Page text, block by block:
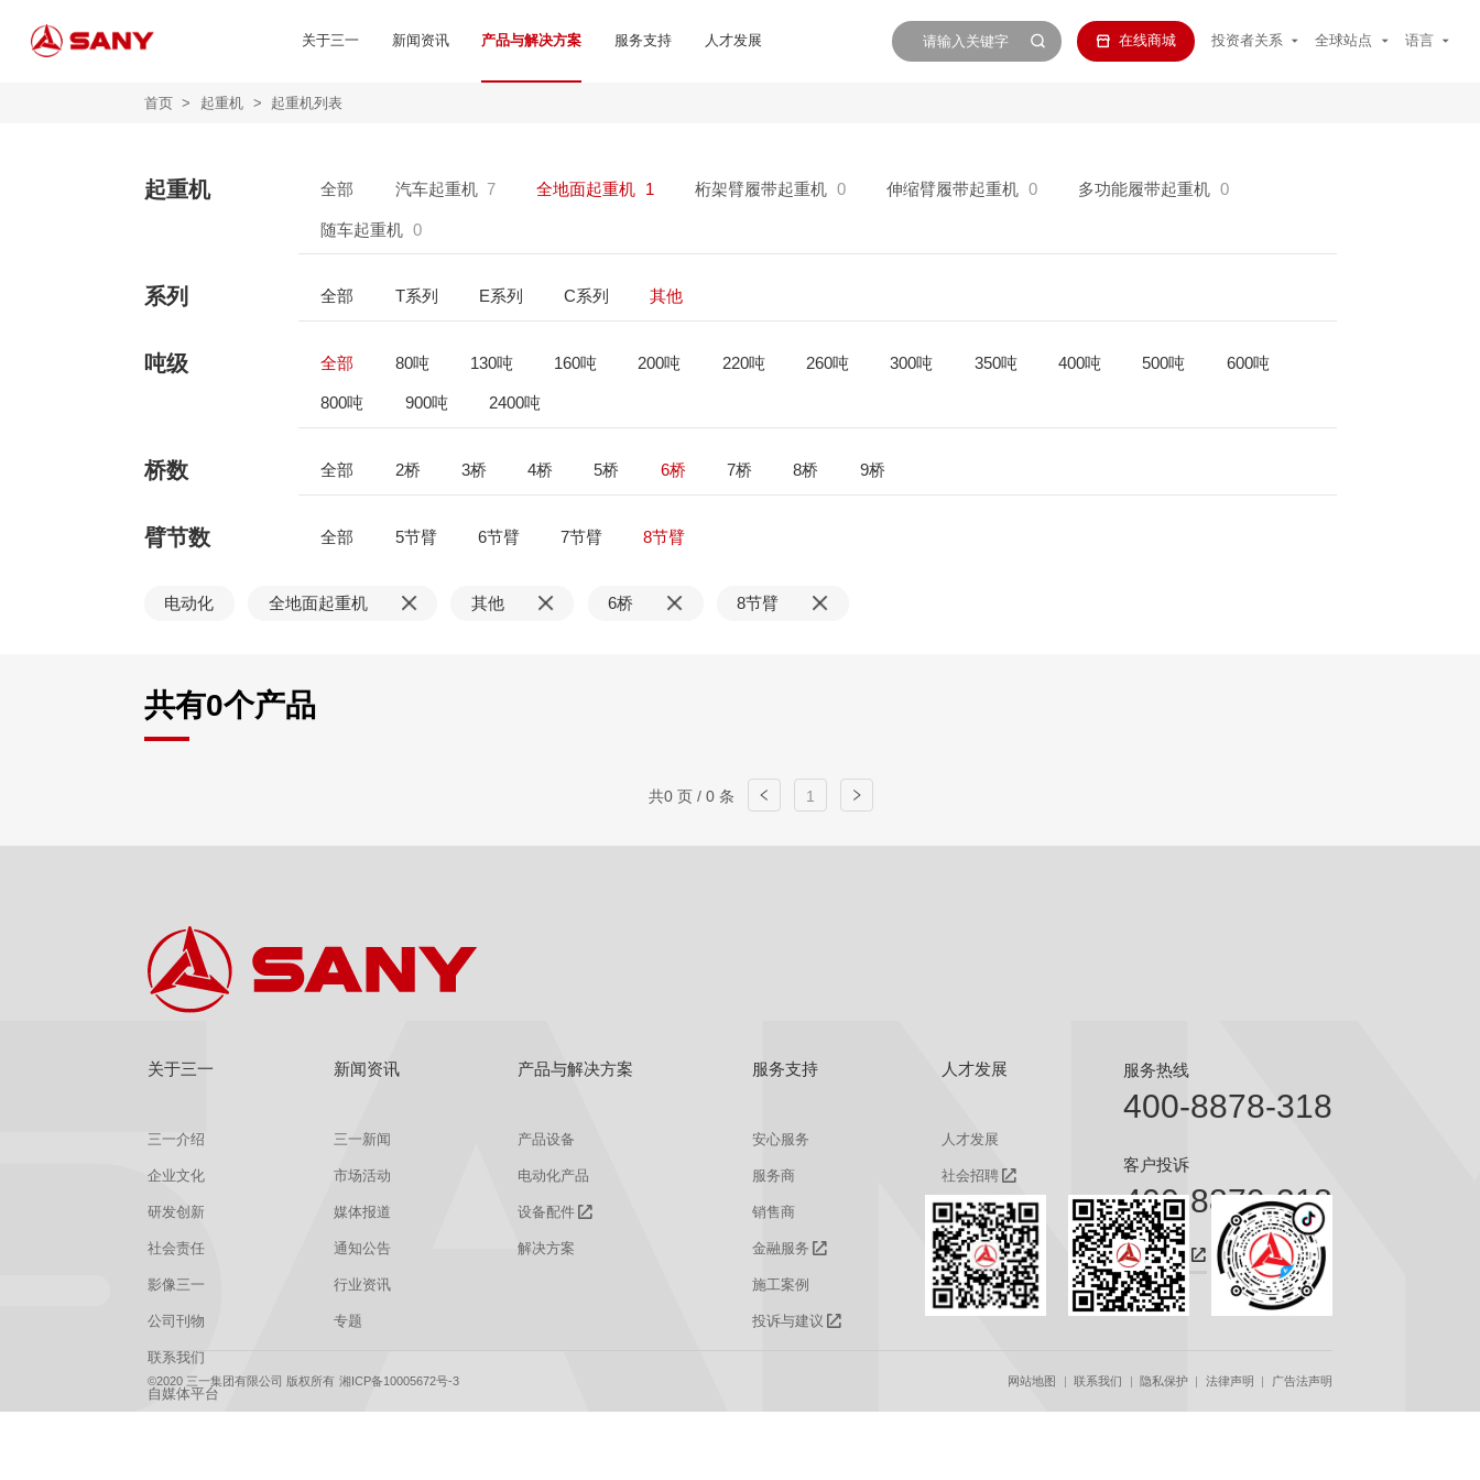
关于三一 新闻资讯 产品与解决方案 服务支持 人才发展 在线商城 投资者关系 全球站点 语言
首页 > 起重机 > 起重机列表
起重机 全部 汽车起重机 7 全地面起重机 1 桁架臂履带起重机 0 伸缩臂履带起重机 0 多功能履带起重机 0
随车起重机 0
系列 全部 T系列 E系列 C系列 其他
吨级 全部 80吨 130吨 160吨 200吨 220吨 260吨 300吨 350吨 400吨 500吨 600吨
800吨 900吨 2400吨
桥数 全部 2桥 3桥 4桥 5桥 6桥 7桥 8桥 9桥
臂节数 全部 5节臂 6节臂 7节臂 8节臂
电动化 全地面起重机 其他 6桥 8节臂
共有0个产品
共0 页 / 0 条 1
关于三一
三一介绍
企业文化
研发创新
社会责任
影像三一
公司刊物
联系我们
自媒体平台
新闻资讯
三一新闻
市场活动
媒体报道
通知公告
行业资讯
专题
产品与解决方案
产品设备
电动化产品
设备配件
解决方案
服务支持
安心服务
服务商
销售商
金融服务
施工案例
投诉与建议
人才发展
人才发展
社会招聘
校园招聘
服务热线
400-8878-318
客户投诉
400-8879-318
咨询热线
©2020 三一集团有限公司 版权所有 湘ICP备10005672号-3 网站地图 联系我们 隐私保护 法律声明 广告法声明